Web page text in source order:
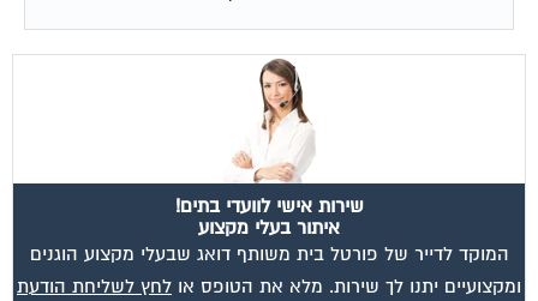
שירות אישי לוועדי בתים!
איתור בעלי מקצוע
המוקד לדייר של פורטל בית משותף דואג שבעלי מקצוע הוגנים
ומקצועיים יתנו לך שירות. מלא את הטופס או לחץ לשליחת הודעת